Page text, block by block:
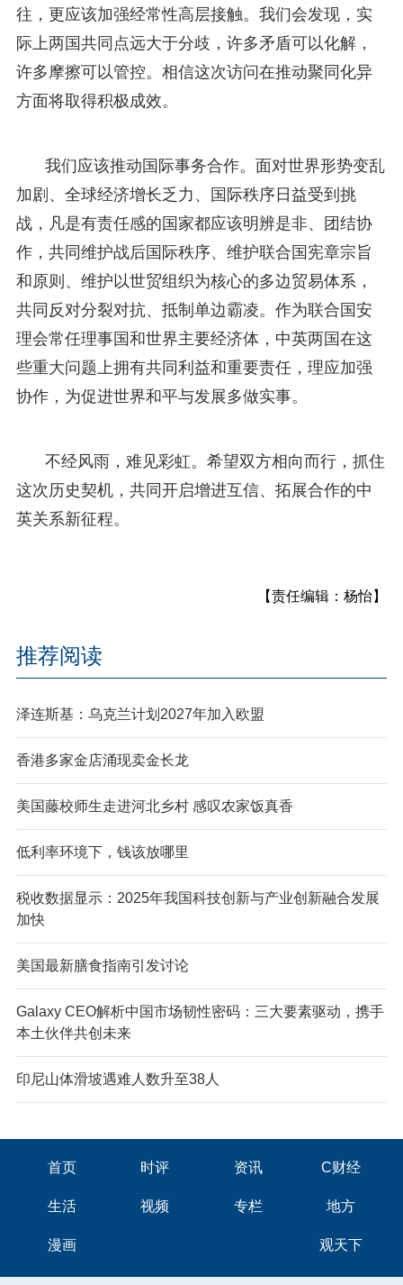
往，更应该加强经常性高层接触。我们会发现，实
际上两国共同点远大于分歧，许多矛盾可以化解，
许多摩擦可以管控。相信这次访问在推动聚同化异
方面将取得积极成效。
我们应该推动国际事务合作。面对世界形势变乱
加剧、全球经济增长乏力、国际秩序日益受到挑
战，凡是有责任感的国家都应该明辨是非、团结协
作，共同维护战后国际秩序、维护联合国宪章宗旨
和原则、维护以世贸组织为核心的多边贸易体系，
共同反对分裂对抗、抵制单边霸凌。作为联合国安
理会常任理事国和世界主要经济体，中英两国在这
些重大问题上拥有共同利益和重要责任，理应加强
协作，为促进世界和平与发展多做实事。
不经风雨，难见彩虹。希望双方相向而行，抓住
这次历史契机，共同开启增进互信、拓展合作的中
英关系新征程。
【责任编辑：杨怡】
推荐阅读
泽连斯基：乌克兰计划2027年加入欧盟
香港多家金店涌现卖金长龙
美国藤校师生走进河北乡村 感叹农家饭真香
低利率环境下，钱该放哪里
税收数据显示：2025年我国科技创新与产业创新融合发展
加快
美国最新膳食指南引发讨论
Galaxy CEO解析中国市场韧性密码：三大要素驱动，携手
本土伙伴共创未来
印尼山体滑坡遇难人数升至38人
首页 时评 资讯 C财经
生活 视频 专栏 地方
漫画 观天下